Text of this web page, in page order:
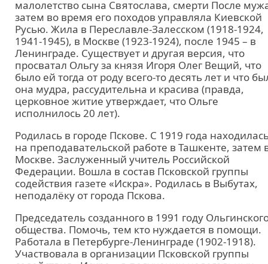
малолетство сына Святослава, смерти После
затем во время его походов управляла Киевской
Русью. Жила в Переславле-Залесском (1918-1924,
1941-1945), в Москве (1923-1924), после 1945 – в
Ленинграде. Существует и другая версия, что
просватал Ольгу за князя Игоря Олег Вещий, что
было ей тогда от роду всего-то десять лет и что
она мудра, рассудительна и красива (правда,
церковное житие утверждает, что Ольге
исполнилось 20 лет).
Родилась в городе Пскове. С 1919 года
на преподавательской работе в Ташкенте, затем
Москве. Заслуженный учитель Российской
Федерации. Вошла в состав Псковской группы
содействия газете «Искра». Родилась в Выбутах,
неподалёку от города Пскова.
Председатель созданного в 1991 году
общества. Помочь, тем кто нуждается в помощи.
Работала в Петербурге-Ленинграде (1902-1918).
Участвовала в организации Псковской группы